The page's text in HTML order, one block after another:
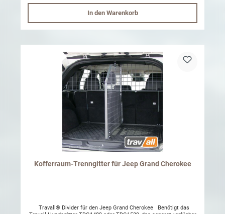
In den Warenkorb
Kofferraum-Trenngitter für Jeep Grand Cherokee